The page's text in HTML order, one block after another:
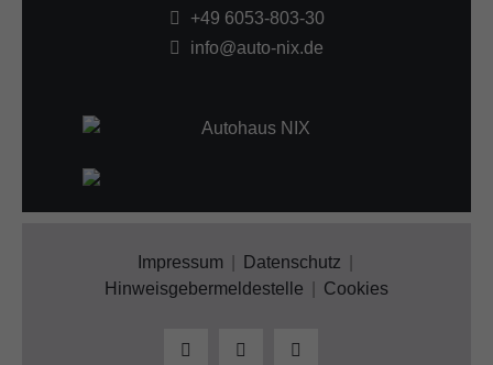
+49 6053-803-30
info@auto-nix.de
Impressum
Datenschutz
Hinweisgebermeldestelle
Cookies